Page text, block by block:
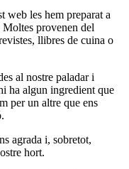
web les hem preparat a
Moltes provenen del
llibres de cuina o
al nostre paladar i
ha algun ingredient que
per un altre que ens
agrada i, sobretot,
hort.